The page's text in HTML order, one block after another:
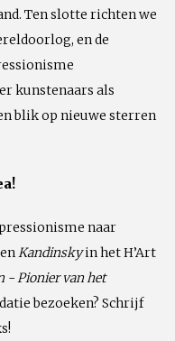
Ten slotte richten we
en de
kunstenaars als
blik op nieuwe sterren
naar
Kandinskyin het H’Art
- Pionier van het
bezoeken? Schrijf